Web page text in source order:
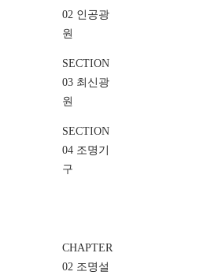
02 인공광
원
SECTION
03 최신광
원
SECTION
04 조명기
구
CHAPTER
02 조명설